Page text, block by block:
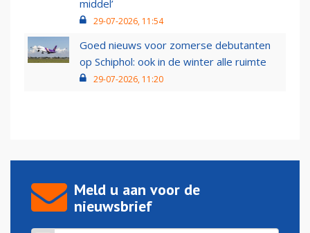
middel’
29-07-2026, 11:54
Goed nieuws voor zomerse debutanten
op Schiphol: ook in de winter alle ruimte
29-07-2026, 11:20
Meld u aan voor de
nieuwsbrief